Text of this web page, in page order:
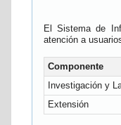
El Sistema de
atención a
Componente
Investigación y
Extensión